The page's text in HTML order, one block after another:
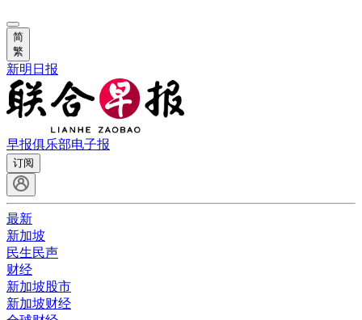
简
繁
新明日报
早报俱乐部电子报
订阅
最新
新加坡
民生民声
财经
新加坡股市
新加坡财经